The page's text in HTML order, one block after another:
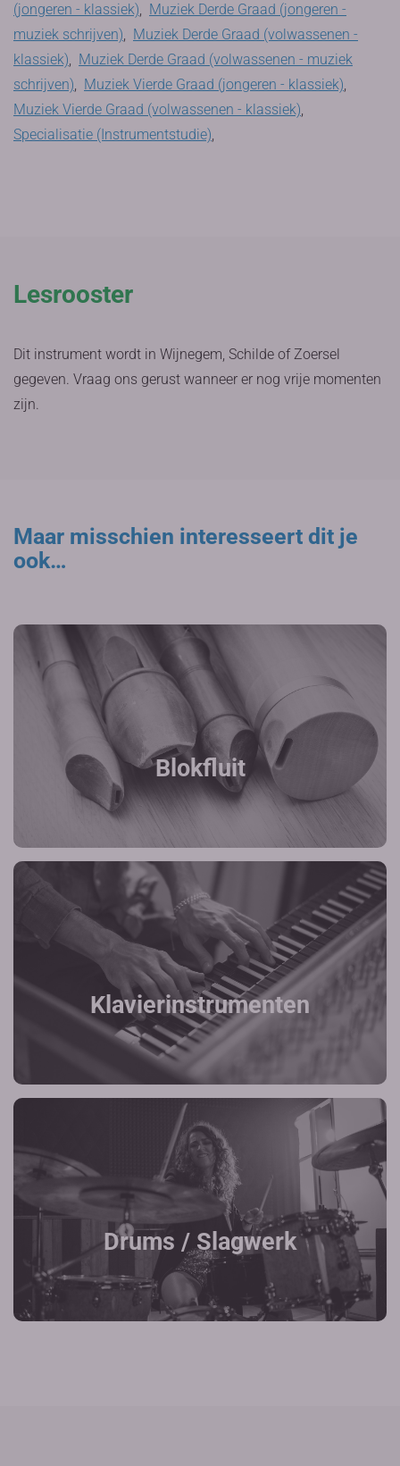
(jongeren - klassiek), Muziek Derde Graad (jongeren -
muziek schrijven), Muziek Derde Graad (volwassenen -
klassiek), Muziek Derde Graad (volwassenen - muziek
schrijven), Muziek Vierde Graad (jongeren - klassiek),
Muziek Vierde Graad (volwassenen - klassiek),
Specialisatie (Instrumentstudie),
Lesrooster
Dit instrument wordt in Wijnegem, Schilde of Zoersel
gegeven. Vraag ons gerust wanneer er nog vrije momenten
zijn.
Maar misschien interesseert dit je
ook…
Blokfluit
Klavierinstrumenten
Drums / Slagwerk